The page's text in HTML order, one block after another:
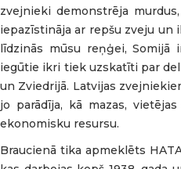
zvejnieki demonstrēja
iepazīstināja ar repšu zveju un
līdzinās mūsu reņģei,
iegūtie ikri tiek uzskatīti par
un Zviedrijā. Latvijas
jo parādīja, kā mazas,
ekonomisku resursu.
Braucienā tika apmeklēts